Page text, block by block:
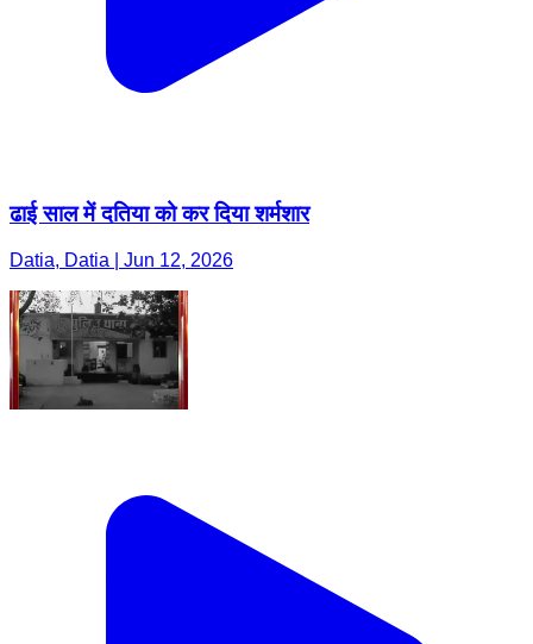
ढाई साल में दतिया को कर दिया शर्मशार
Datia, Datia | Jun 12, 2026